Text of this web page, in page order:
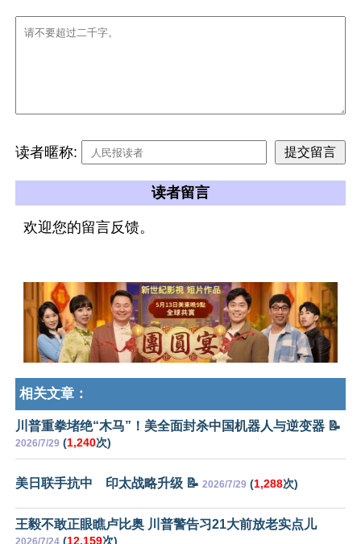
读者暱称:
读者留言
欢迎您的留言反馈。
相关文章：
川普重拳堵绝“木马”！美全面封杀中国机器人与逆变器 📝
2026/7/29 (1,240次)
美日联手抗中 印太战略升级 📝 2026/7/29 (1,288次)
王毅不敢正眼瞧卢比奥 川普警告习21大前放老实点儿
2026/7/24 (12,159次)